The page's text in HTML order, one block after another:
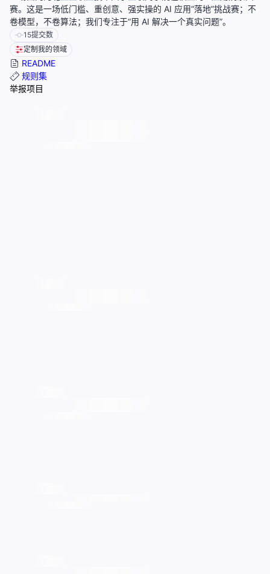
赛。这是一场低门槛、重创意、强实操的 AI 应用“落地”挑战赛；不
卷模型，不卷算法；我们专注于“用 AI 解决一个真实问题”。
15提交数
定制我的领域
README
规则集
举报项目